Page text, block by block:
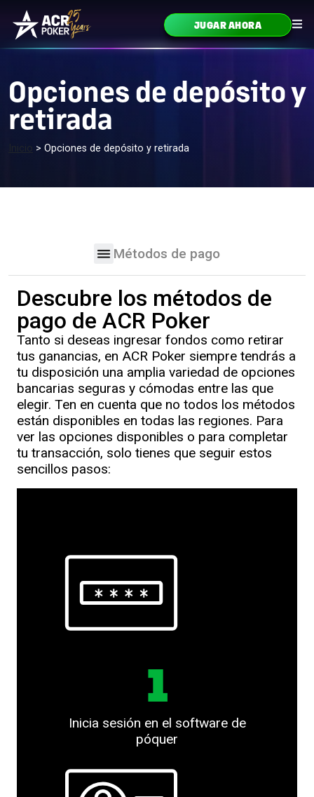
Ir al contenido
Navegación principalJUGAR AHORA
Opciones de depósito y
retirada
> Opciones de depósito y retirada
Descubre los métodos de
pago de ACR Poker
Tanto si deseas ingresar fondos como retirar
tus ganancias, en ACR Poker siempre tendrás a
tu disposición una amplia variedad de opciones
bancarias seguras y cómodas entre las que
elegir. Ten en cuenta que no todos los métodos
están disponibles en todas las regiones. Para
ver las opciones disponibles o para completar
tu transacción, solo tienes que seguir estos
sencillos pasos:
1
Inicia sesión en el software de
póquer
Métodos de pago